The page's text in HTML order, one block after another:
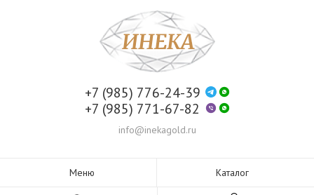
+7 (985) 776-24-39
+7 (985) 771-67-82
info@inekagold.ru
Меню Каталог